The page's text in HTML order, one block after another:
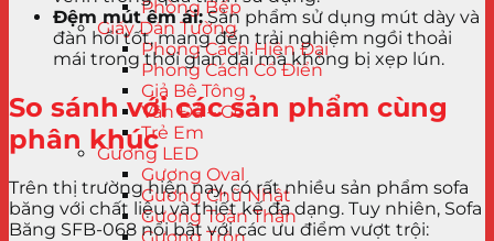
Phòng Bếp
Giấy Dán Tường
Phong Cách Hiện Đại
Phong Cách Cổ Điển
Giả Bê Tông
Vân Đá – Gỗ
Trẻ Em
Gương LED
Gương Oval
Gương Chữ Nhật
Gương Toàn Thân
Đệm mút êm ái:Sản phẩm sử dụng mút dày và
đàn hồi tốt, mang đến trải nghiệm ngồi thoải
mái trong thời gian dài mà không bị xẹp lún.
So sánh với các sản phẩm cùng
phân khúc
Trên thị trường hiện nay, có rất nhiều sản phẩm sofa
băng với chất liệu và thiết kế đa dạng. Tuy nhiên, Sofa
Băng SFB-068 nổi bật với các ưu điểm vượt trội: